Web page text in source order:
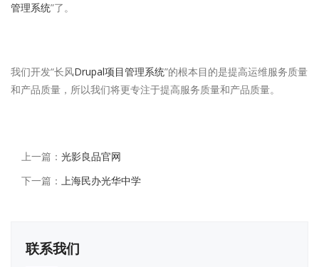
管理系统”了。
我们开发“长风Drupal项目管理系统”的根本目的是提高运维服务质量
和产品质量，所以我们将更专注于提高服务质量和产品质量。
上一篇： 光影良品官网
下一篇： 上海民办光华中学
联系我们